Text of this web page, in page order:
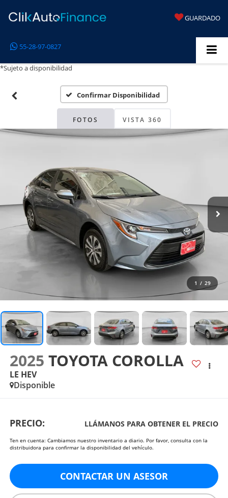
GUARDADO
55-28-97-0827
*Sujeto a disponibilidad
Confirmar Disponibilidad
FOTOS VISTA 360
1 / 29
2025 TOYOTA COROLLA
LE HEV
Disponible
PRECIO: LLÁMANOS PARA OBTENER EL PRECIO
Ten en cuenta: Cambiamos nuestro inventario a diario. Por favor, consulta con la
distribuidora para confirmar la disponibilidad del vehículo.
CONTACTAR UN ASESOR